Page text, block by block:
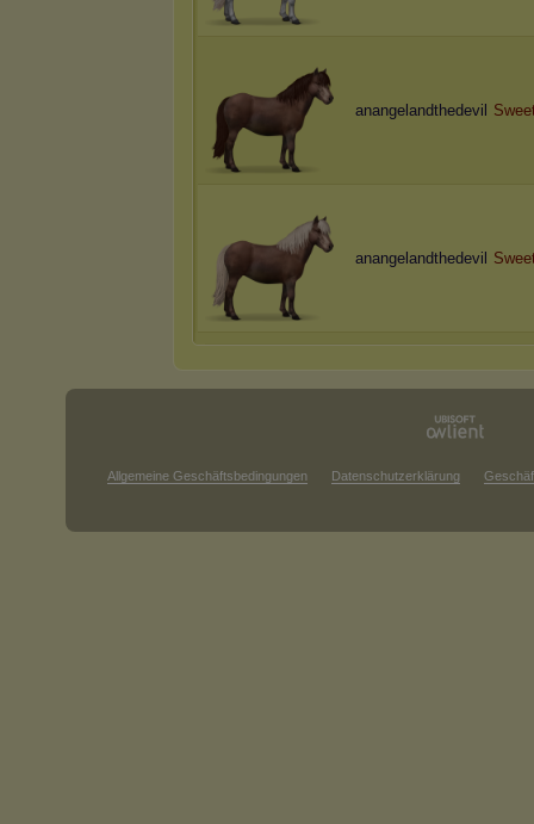
anangelandthedevil
anangelandthedevil
Allgemeine Geschäftsbedingungen Datenschutzerklärung